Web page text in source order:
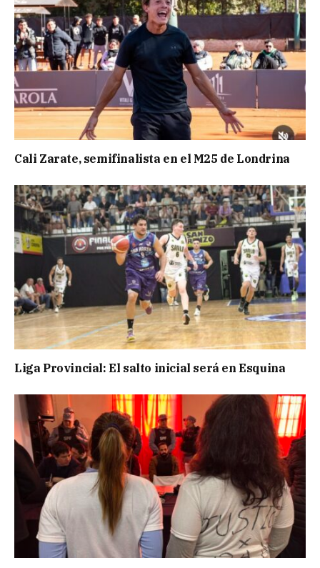
Cali Zarate, semifinalista en el M25 de Londrina
Liga Provincial: El salto inicial será en Esquina